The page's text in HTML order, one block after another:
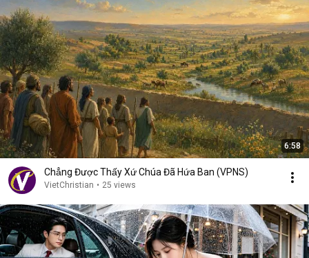
6:58
Chẳng Được Thấy Xứ Chúa Đã Hứa Ban (VPNS)
VietChristian • 25 views